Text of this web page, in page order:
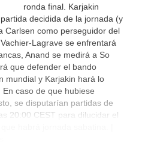
ronda final. Karjakin
decidida de la jornada (y
Carlsen como perseguidor del
Lagrave se enfrentará
Anand se medirá a So
que defender el bando
mundial y Karjakin hará lo
caso de que hubiese
se disputarían partidas de
20:00 CEST para dilucidar el